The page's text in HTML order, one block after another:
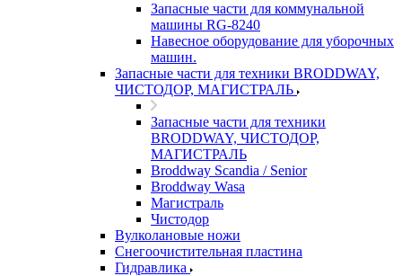
Запасные части для коммунальной
машины RG-8240
Навесное оборудование для уборочных
машин.
Запасные части для техники BRODDWAY,
ЧИСТОДОР, МАГИСТРАЛЬ
Запасные части для техники
BRODDWAY, ЧИСТОДОР,
МАГИСТРАЛЬ
Broddway Scandia / Senior
Broddway Wasa
Магистраль
Чистодор
Вулколановые ножи
Снегоочистительная пластина
Гидравлика